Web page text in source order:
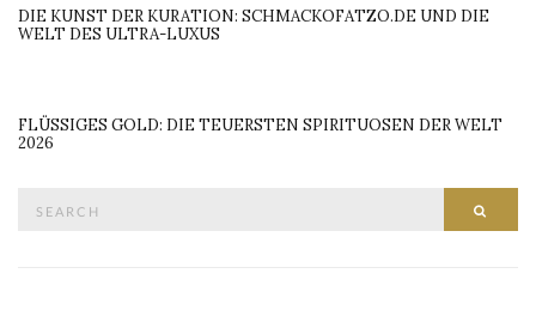
DIE KUNST DER KURATION: SCHMACKOFATZO.DE UND DIE
WELT DES ULTRA-LUXUS
FLÜSSIGES GOLD: DIE TEUERSTEN SPIRITUOSEN DER WELT
2026